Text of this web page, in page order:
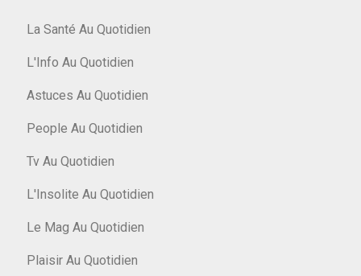
La Santé Au Quotidien
L'Info Au Quotidien
Astuces Au Quotidien
People Au Quotidien
Tv Au Quotidien
L'Insolite Au Quotidien
Le Mag Au Quotidien
Plaisir Au Quotidien